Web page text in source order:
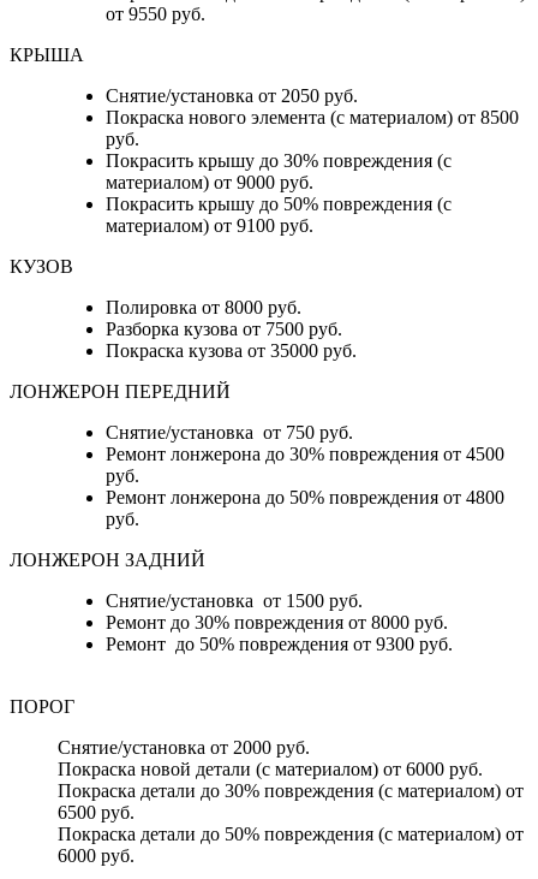
от 9550 руб.
КРЫША
Снятие/установка от 2050 руб.
Покраска нового элемента (с материалом) от 8500
руб.
Покрасить крышу до 30% повреждения (с
материалом) от 9000 руб.
Покрасить крышу до 50% повреждения (с
материалом) от 9100 руб.
КУЗОВ
Полировка от 8000 руб.
Разборка кузова от 7500 руб.
Покраска кузова от 35000 руб.
ЛОНЖЕРОН ПЕРЕДНИЙ
Снятие/установка от 750 руб.
Ремонт лонжерона до 30% повреждения от 4500
руб.
Ремонт лонжерона до 50% повреждения от 4800
руб.
ЛОНЖЕРОН ЗАДНИЙ
Снятие/установка от 1500 руб.
Ремонт до 30% повреждения от 8000 руб.
Ремонт до 50% повреждения от 9300 руб.
ПОРОГ
Снятие/установка от 2000 руб.
Покраска новой детали (с материалом) от 6000 руб.
Покраска детали до 30% повреждения (с материалом) от
6500 руб.
Покраска детали до 50% повреждения (с материалом) от
6000 руб.